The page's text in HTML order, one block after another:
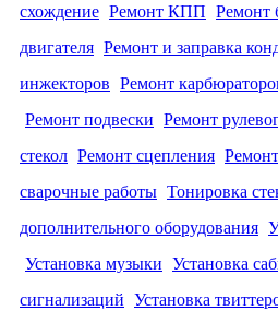
схождение Ремонт КПП Ремонт
двигателя Ремонт и заправка
инжекторов Ремонт
Ремонт подвески Ремонт
стекол Ремонт сцепления
сварочные работы Тонировка
дополнительного оборудования
Установка музыки Установка
сигнализаций Установка